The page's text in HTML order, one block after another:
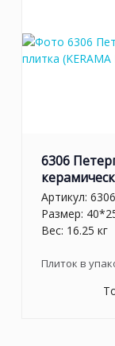
6306
Артикул: 6306
Размер:
Вес: 16.25 кг
Плиток в